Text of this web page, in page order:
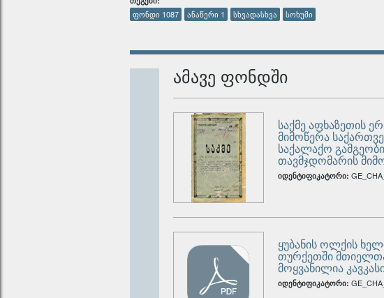
ფონდი 1087 ანაწერი 1 სხვადასხვა სოხუმი
ამავე ფონდში
საქმე აფხაზეთის
მიმოწერა
საქალაქო
თავმჯდომარის
იდენტიფიკატორი:
ყუბანის ოლქის
თურქეთში
მოყვანილია
იდენტიფიკატორი: